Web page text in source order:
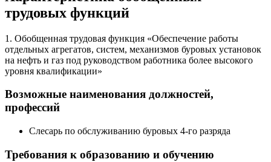
трудовых функций
1. Обобщенная трудовая функция «Обеспечение работы
отдельных агрегатов, систем, механизмов буровых установок
на нефть и газ под руководством работника более высокого
уровня квалификации»
Возможные наименования должностей,
профессий
Слесарь по обслуживанию буровых 4-го разряда
Требования к образованию и обучению